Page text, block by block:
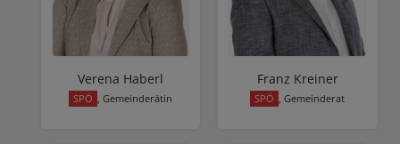
Verena Haberl
SPÖ , Gemeinderätin
Franz Kreiner
SPÖ , Gemeinderat